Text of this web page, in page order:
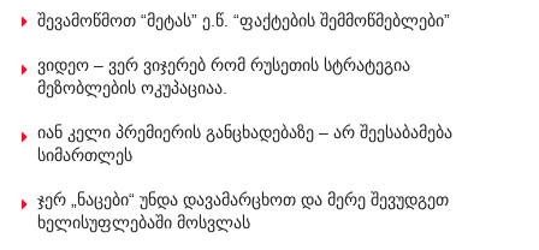
შევამოწმოთ “მეტას” ე.წ. “ფაქტების შემმოწმებლები”
ვიდეო – ვერ ვიჯერებ რომ რუსეთის სტრატეგია
მეზობლების ოკუპაციაა.
იან კელი პრემიერის განცხადებაზე – არ შეესაბამება
სიმართლეს
ჯერ „ნაცები“ უნდა დავამარცხოთ და მერე შევუდგეთ
ხელისუფლებაში მოსვლას